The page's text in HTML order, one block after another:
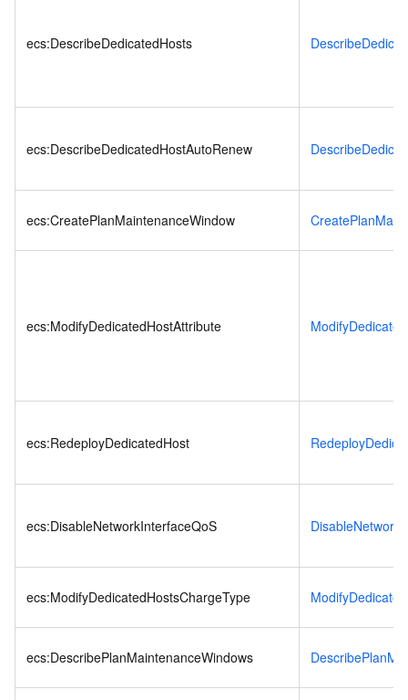
ecs:DescribeDedicatedHosts
ecs:DescribeDedicatedHostAutoRenew
ecs:CreatePlanMaintenanceWindow
ecs:ModifyDedicatedHostAttribute
ecs:RedeployDedicatedHost
ecs:DisableNetworkInterfaceQoS
ecs:ModifyDedicatedHostsChargeType
ecs:DescribePlanMaintenanceWindows